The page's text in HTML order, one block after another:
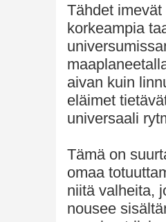
Tähdet
korkeampia
aivan kuin
eläimet
universaali
Tämä on
omaa
niitä valheita,
nousee